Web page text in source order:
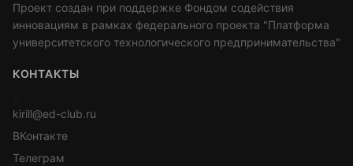
Проект создан при поддержке Фондом содействия
инновациям в рамках федерального проекта "Платформа
университетского технологического предпринимательства"
КОНТАКТЫ
>
kirill@ed-club.ru
ВКонтакте
Телеграм